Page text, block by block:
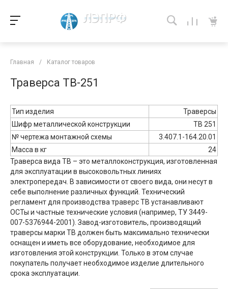
Главная / Каталог товаров
Траверса ТВ-251
Тип изделия
Траверсы
Шифр металлической конструкции
ТВ 251
№ чертежа монтажной схемы
3.407.1-164.20.01
Масса в кг
24
Траверса вида ТВ – это металлоконструкция, изготовленная
для эксплуатации в высоковольтных линиях
электропередач. В зависимости от своего вида, они несут в
себе выполнение различных функций. Технический
регламент для производства траверс ТВ устанавливают
ОСТы и частные технические условия (например, ТУ 3449-
007-5376944-2001). Завод-изготовитель, производящий
траверсы марки ТВ должен быть максимально технически
оснащен и иметь все оборудование, необходимое для
изготовления этой конструкции. Только в этом случае
покупатель получает необходимое изделие длительного
срока эксплуатации.